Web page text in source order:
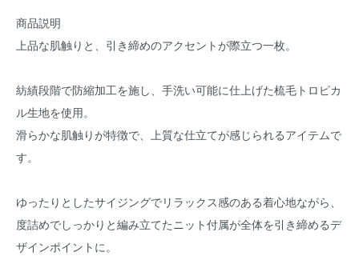
商品説明
上品な肌触りと、引き締めのアクセントが際立つ一枚。
紡績段階で防縮加工を施し、手洗い可能に仕上げた梳毛トロピカ
ル生地を使用。
滑らかな肌触りが特徴で、上質な仕立てが感じられるアイテムで
す。
ゆったりとしたサイジングでリラックス感のある着心地ながら、
度詰めでしっかりと編み立てたニット付属が全体を引き締めるデ
ザインポイントに。